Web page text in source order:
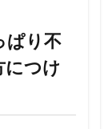
ぱり不
につけ